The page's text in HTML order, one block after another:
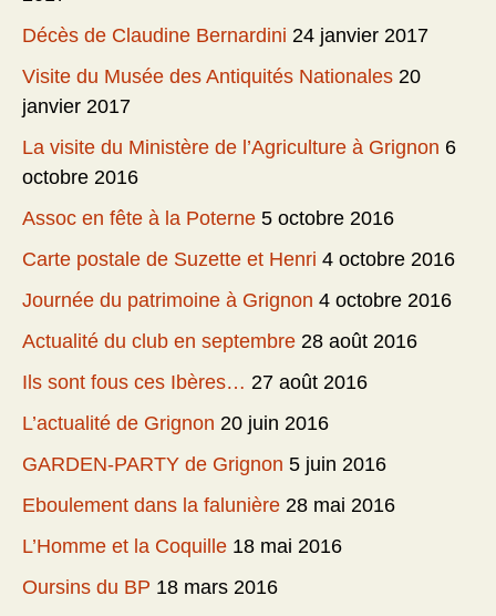
Décès de Claudine Bernardini 24 janvier 2017
Visite du Musée des Antiquités Nationales 20
janvier 2017
La visite du Ministère de l’Agriculture à Grignon 6
octobre 2016
Assoc en fête à la Poterne 5 octobre 2016
Carte postale de Suzette et Henri 4 octobre 2016
Journée du patrimoine à Grignon 4 octobre 2016
Actualité du club en septembre 28 août 2016
Ils sont fous ces Ibères… 27 août 2016
L’actualité de Grignon 20 juin 2016
GARDEN-PARTY de Grignon 5 juin 2016
Eboulement dans la falunière 28 mai 2016
L’Homme et la Coquille 18 mai 2016
Oursins du BP 18 mars 2016